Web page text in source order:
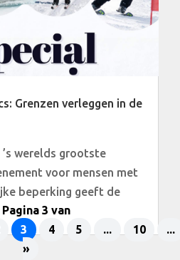
Grenzen verleggen in de
’s werelds grootste
voor mensen met
beperking geeft de
Pagina 3 van
3 4 5 ... 10
...
»